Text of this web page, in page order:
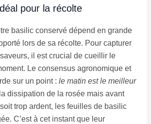
pour la récolte
basilic conservé dépend en grande
lors de sa récolte. Pour capturer
il est crucial de cueillir le
Le consensus agronomique et
sur un point : le matin est le meilleur
dissipation de la rosée mais avant
trop ardent, les feuilles de basilic
C’est à cet instant que leur